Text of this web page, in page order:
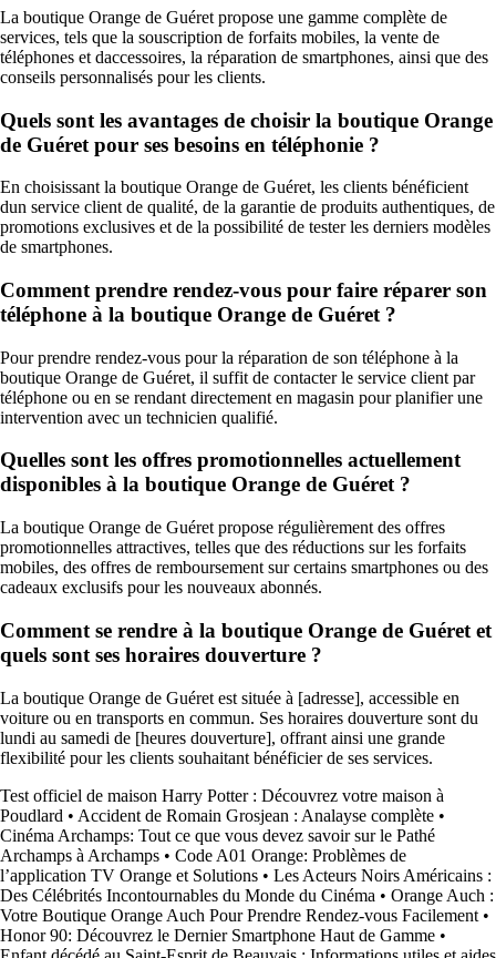
La boutique Orange de Guéret propose une gamme complète de
services, tels que la souscription de forfaits mobiles, la vente de
téléphones et daccessoires, la réparation de smartphones, ainsi que des
conseils personnalisés pour les clients.
Quels sont les avantages de choisir la boutique Orange
de Guéret pour ses besoins en téléphonie ?
En choisissant la boutique Orange de Guéret, les clients bénéficient
dun service client de qualité, de la garantie de produits authentiques, de
promotions exclusives et de la possibilité de tester les derniers modèles
de smartphones.
Comment prendre rendez-vous pour faire réparer son
téléphone à la boutique Orange de Guéret ?
Pour prendre rendez-vous pour la réparation de son téléphone à la
boutique Orange de Guéret, il suffit de contacter le service client par
téléphone ou en se rendant directement en magasin pour planifier une
intervention avec un technicien qualifié.
Quelles sont les offres promotionnelles actuellement
disponibles à la boutique Orange de Guéret ?
La boutique Orange de Guéret propose régulièrement des offres
promotionnelles attractives, telles que des réductions sur les forfaits
mobiles, des offres de remboursement sur certains smartphones ou des
cadeaux exclusifs pour les nouveaux abonnés.
Comment se rendre à la boutique Orange de Guéret et
quels sont ses horaires douverture ?
La boutique Orange de Guéret est située à [adresse], accessible en
voiture ou en transports en commun. Ses horaires douverture sont du
lundi au samedi de [heures douverture], offrant ainsi une grande
flexibilité pour les clients souhaitant bénéficier de ses services.
Test officiel de maison Harry Potter : Découvrez votre maison à
Poudlard • Accident de Romain Grosjean : Analayse complète •
Cinéma Archamps: Tout ce que vous devez savoir sur le Pathé
Archamps à Archamps • Code A01 Orange: Problèmes de
l’application TV Orange et Solutions • Les Acteurs Noirs Américains :
Des Célébrités Incontournables du Monde du Cinéma • Orange Auch :
Votre Boutique Orange Auch Pour Prendre Rendez-vous Facilement •
Honor 90: Découvrez le Dernier Smartphone Haut de Gamme •